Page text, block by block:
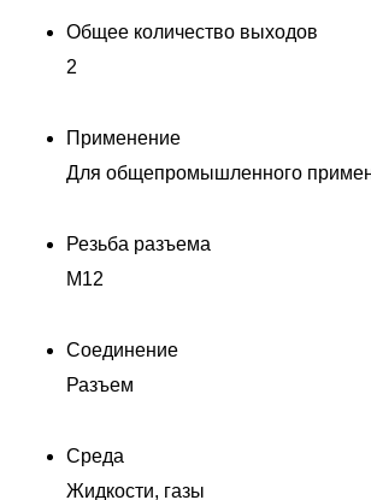
Общее количество выходов
2
Применение
Для общепромышленного
Резьба разъема
M12
Соединение
Разъем
Среда
Жидкости, газы